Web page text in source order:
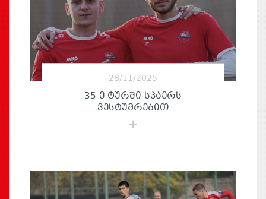
28/11/2025
35-Ე ᲢᲣᲠᲨᲘ ᲡᲞᲐᲔᲠᲡ
ᲕᲔᲡᲢᲣᲛᲠᲔᲑᲘᲗ